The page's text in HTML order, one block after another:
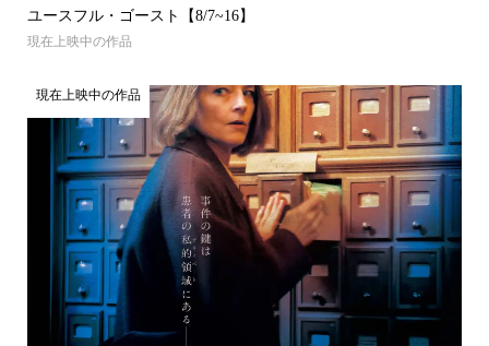
ユースフル・ゴースト【8/7~16】
現在上映中の作品
現在上映中の作品